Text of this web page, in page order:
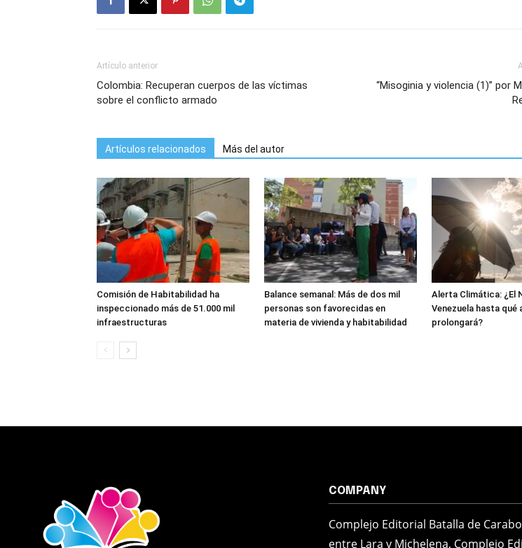
Artículo anterior
Colombia: Recuperan cuerpos de las víctimas
sobre el conflicto armado
“Misoginia y violencia (1)” por
Artículos relacionados Más del autor
Comisión de Habitabilidad ha
inspeccionado más de 51.000 mil
infraestructuras
Balance semanal: Más de dos mil
personas son favorecidas en
materia de vivienda y habitabilidad
Alerta Climática: ¿El
Venezuela hasta qué
prolongará?
COMPANY
Complejo Editorial Batalla de
entre Lara y Michelena, Complejo